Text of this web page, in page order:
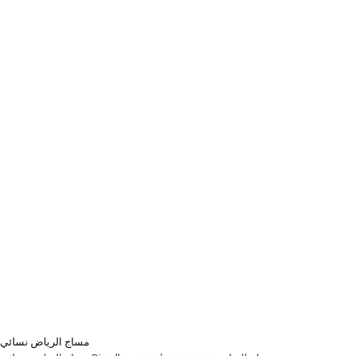
مساج الرياض نسائي